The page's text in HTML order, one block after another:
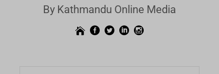
By Kathmandu Online Media